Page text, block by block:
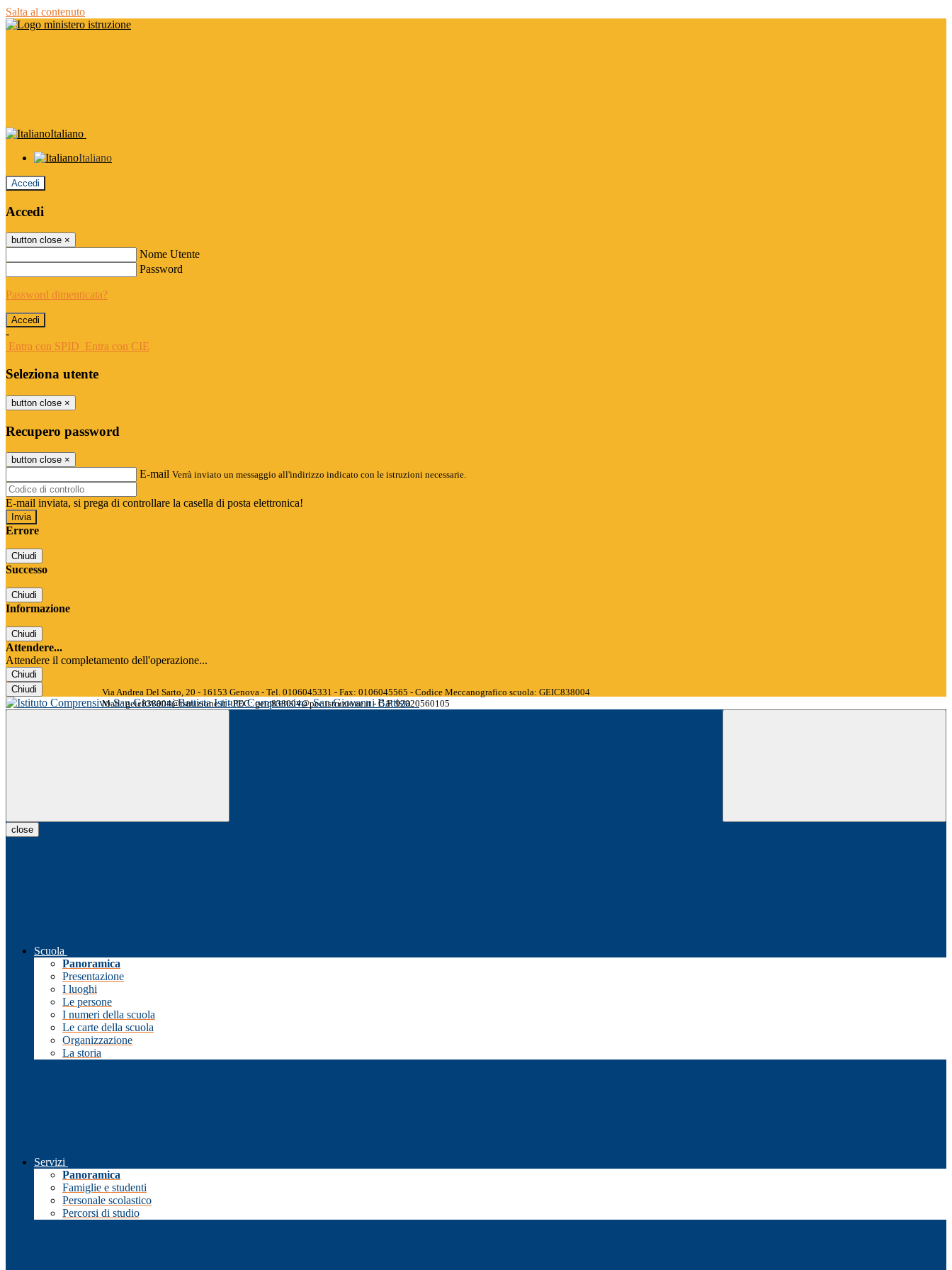
Salta al contenuto
Italiano
Italiano
Accedi
Accedi
button close ×
Nome Utente
Password
Password dimenticata?
-
Entra con SPID Entra con CIE
Seleziona utente
button close ×
Recupero password
button close ×
E-mail Verrà inviato un messaggio all'indirizzo indicato con le istruzioni necessarie.
E-mail inviata, si prega di controllare la casella di posta elettronica!
Errore
Chiudi
Successo
Chiudi
Informazione
Chiudi
Attendere...
Attendere il completamento dell'operazione...
Chiudi
Chiudi
Istituto Comprensivo San Giovanni Battista
Via Andrea Del Sarto, 20 - 16153 Genova - Tel. 0106045331 - Fax: 0106045565 - Codice Meccanografico scuola: GEIC838004
Mail: geic838004@istruzione.it - PEC: geic838004@pec.istruzione.it - C.F. 92020560105
close
Scuola
Panoramica
Presentazione
I luoghi
Le persone
I numeri della scuola
Le carte della scuola
Organizzazione
La storia
Servizi
Panoramica
Famiglie e studenti
Personale scolastico
Percorsi di studio